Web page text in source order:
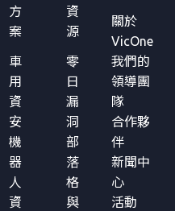
方
案
車
用
資
安
機
器
人
資
資
源
零
日
漏
洞
部
落
格
與
關於
VicOne
我們的
領導團
隊
合作夥
伴
新聞中
心
活動